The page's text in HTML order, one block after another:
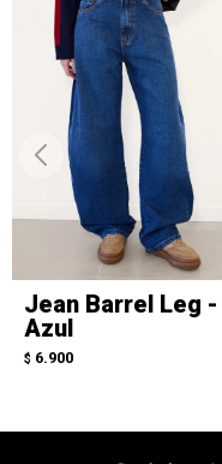
Jean Barrel Leg -
Azul
$ 6.900